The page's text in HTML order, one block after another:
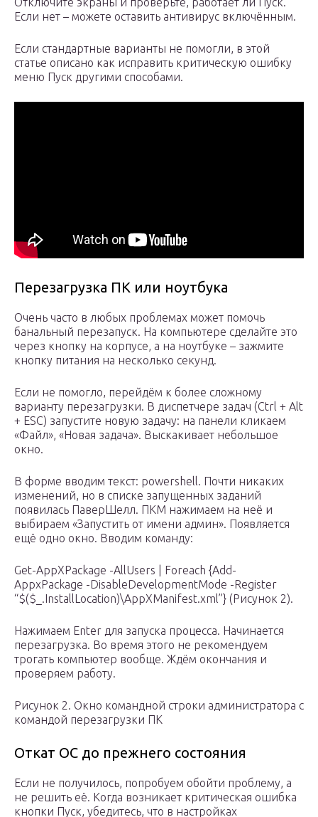
Если нет – можете оставить антивирус включённым.
Если стандартные варианты не помогли, в этой
статье описано как исправить критическую ошибку
меню Пуск другими способами.
Перезагрузка ПК или ноутбука
Очень часто в любых проблемах может помочь
банальный перезапуск. На компьютере сделайте это
через кнопку на корпусе, а на ноутбуке – зажмите
кнопку питания на несколько секунд.
Если не помогло, перейдём к более сложному
варианту перезагрузки. В диспетчере задач (Ctrl + Alt
+ ESC) запустите новую задачу: на панели кликаем
«Файл», «Новая задача». Выскакивает небольшое
окно.
В форме вводим текст: powershell. Почти никаких
изменений, но в списке запущенных заданий
появилась ПаверШелл. ПКМ нажимаем на неё и
выбираем «Запустить от имени админ». Появляется
ещё одно окно. Вводим команду:
Get-AppXPackage -AllUsers | Foreach {Add-
AppxPackage -DisableDevelopmentMode -Register
“$($_.InstallLocation)\AppXManifest.xml”} (Рисунок 2).
Нажимаем Enter для запуска процесса. Начинается
перезагрузка. Во время этого не рекомендуем
трогать компьютер вообще. Ждём окончания и
проверяем работу.
Рисунок 2. Окно командной строки администратора с
командой перезагрузки ПК
Откат ОС до прежнего состояния
Если не получилось, попробуем обойти проблему, а
не решить её. Когда возникает критическая ошибка
кнопки Пуск, убедитесь, что в настройках